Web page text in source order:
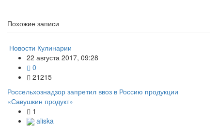
Похожие записи
Новости Кулинарии
22 августа 2017, 09:28
0
21215
Россельхознадзор запретил ввоз в Россию продукции
«Савушкин продукт»
1
aliska